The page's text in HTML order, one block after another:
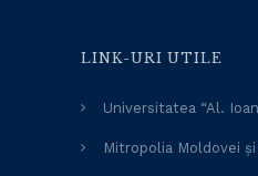
LINK-URI UTILE
Universitatea “Al.
Mitropolia Moldovei